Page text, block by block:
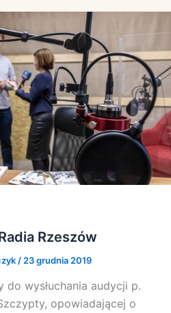
Rzeszów
/ 23 grudnia 2019
do wysłuchania audycji p.
opowiadającej o